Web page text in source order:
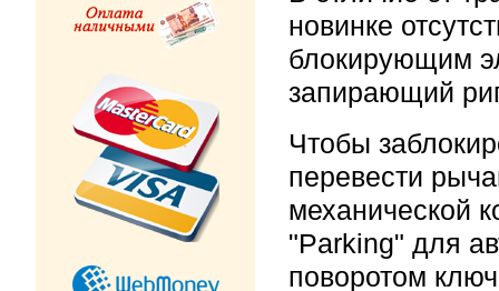
новинке
блокирующим
запирающий
Чтобы
перевести
механической
"Parking" для
поворотом